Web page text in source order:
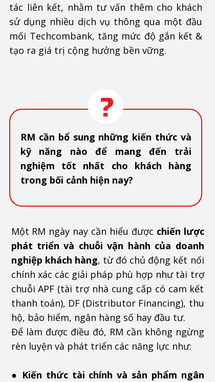
tác liên kết, nhằm tư vấn thêm cho khách
sử dụng nhiều dịch vụ thông qua một đầu
mối Techcombank, tăng mức độ gắn kết &
tạo ra giá trị cộng hưởng bền vững.
Một RM ngày nay cần hiểu được chiến lược
phát triển và chuỗi vận hành của doanh
nghiệp khách hàng, từ đó chủ động kết nối
chính xác các giải pháp phù hợp như tài trợ
chuỗi APF (tài trợ nhà cung cấp có cam kết
thanh toán), DF (Distributor Financing), thu
hộ, bảo hiểm, ngân hàng số hay đầu tư.
Để làm được điều đó, RM cần không ngừng
rèn luyện và phát triển các năng lực như:
● Kiến thức tài chính và sản phẩm ngân
RM cần bổ sung những kiến thức và
kỹ năng nào để mang đến trải
nghiệm tốt nhất cho khách hàng
trong bối cảnh hiện nay?